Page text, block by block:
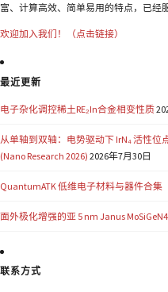
富、计算高效、简单易用的特点，已经
欢迎加入我们！（点击链接）
最近更新
电子杂化调控稀土RE₂In合金相变性质
从单轴到双轴：电势驱动下 IrN₄ 活性位
(Nano Research 2026) 2026年7月30日
QuantumATK 低维电子材料与器件合集
面外极化增强的亚 5 nm Janus
联系方式